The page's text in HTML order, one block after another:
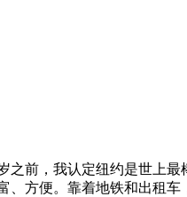
，我认定纽约是世上最
方便。靠着地铁和出租